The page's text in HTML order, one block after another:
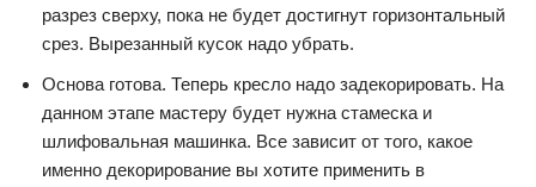
разрез сверху, пока не будет достигнут горизонтальный
срез. Вырезанный кусок надо убрать.
Основа готова. Теперь кресло надо задекорировать. На
данном этапе мастеру будет нужна стамеска и
шлифовальная машинка. Все зависит от того, какое
именно декорирование вы хотите применить в